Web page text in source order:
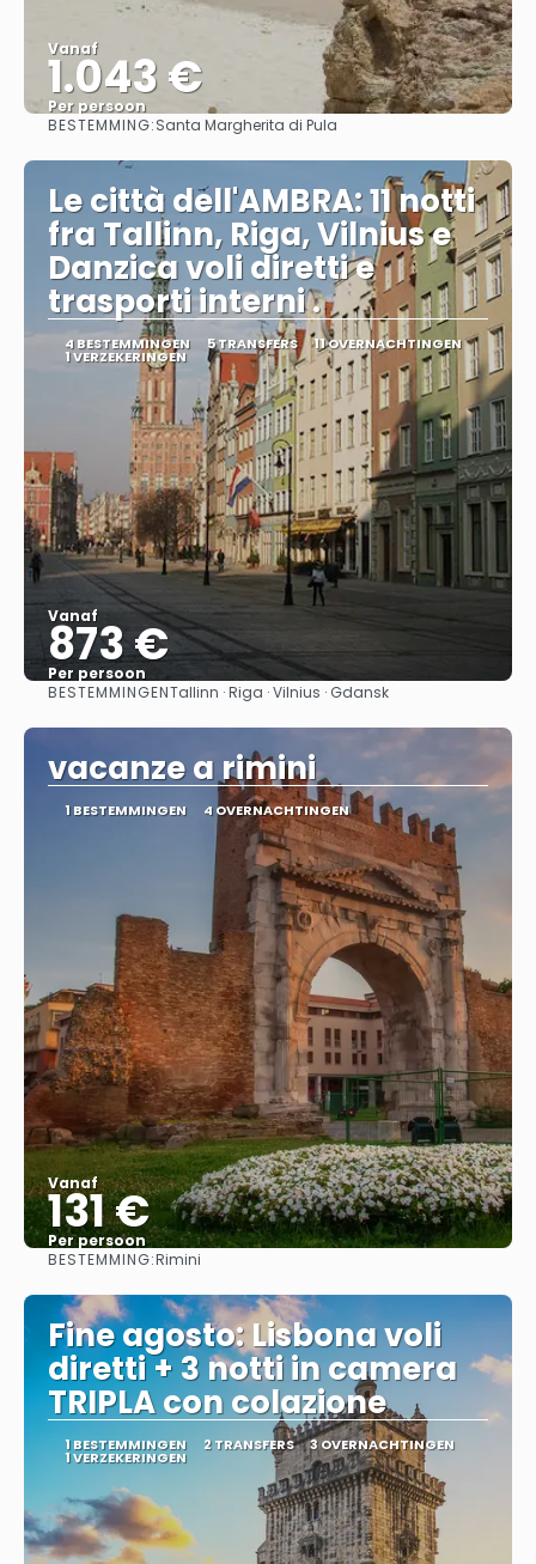
Vanaf
1.043 €
Per persoon
Bekijk
BESTEMMING:Santa Margherita di Pula
Le città dell'AMBRA: 11 notti
fra Tallinn, Riga, Vilnius e
Danzica voli diretti e
trasporti interni .
4 BESTEMMINGEN 5 TRANSFERS 11 OVERNACHTINGEN
1 VERZEKERINGEN
Vanaf
873 €
Per persoon
Bekijk
BESTEMMINGENTallinn · Riga · Vilnius · Gdansk
vacanze a rimini
1 BESTEMMINGEN 4 OVERNACHTINGEN
Vanaf
131 €
Per persoon
BESTEMMING:Rimini
Fine agosto: Lisbona voli
diretti + 3 notti in camera
TRIPLA con colazione
1 BESTEMMINGEN 2 TRANSFERS 3 OVERNACHTINGEN
1 VERZEKERINGEN